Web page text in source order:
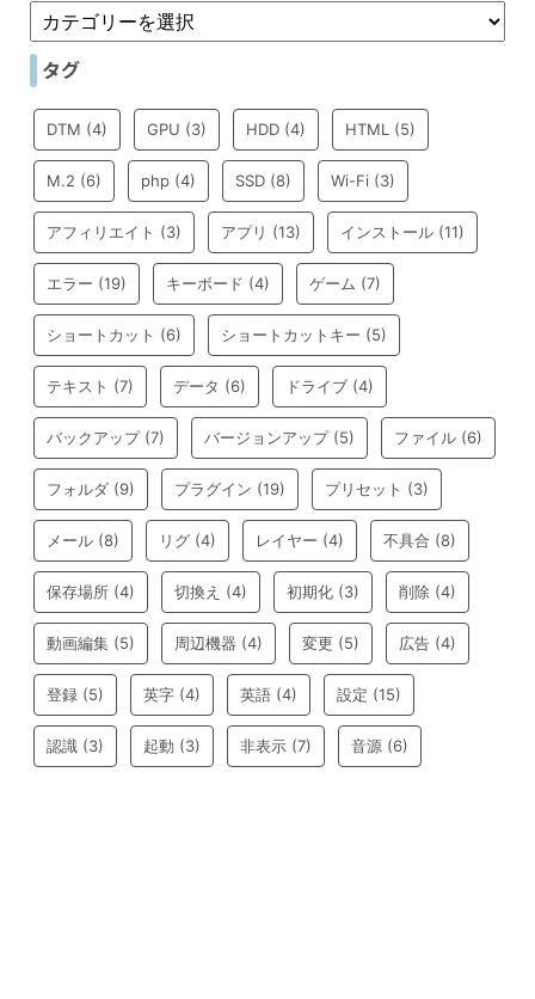
タグ
DTM (4) GPU (3) HDD (4) HTML (5)
M.2 (6) php (4) SSD (8) Wi-Fi (3)
アフィリエイト (3) アプリ (13) インストール (11)
エラー (19) キーボード (4) ゲーム (7)
ショートカット (6) ショートカットキー (5)
テキスト (7) データ (6) ドライブ (4)
バックアップ(7) バージョンアップ(5) ファイル (6)
フォルダ (9) プラグイン (19) プリセット (3)
メール (8) リグ (4) レイヤー (4) 不具合 (8)
保存場所 (4) 切換え (4) 初期化 (3) 削除 (4)
動画編集 (5) 周辺機器 (4) 変更 (5) 広告 (4)
登録 (5) 英字 (4) 英語 (4) 設定 (15)
認識 (3) 起動 (3) 非表示 (7) 音源 (6)